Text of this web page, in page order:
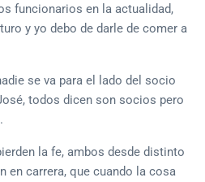
funcionarios en la actualidad,
y yo debo de darle de comer a
se va para el lado del socio
todos dicen son socios pero
la fe, ambos desde distinto
en carrera, que cuando la cosa